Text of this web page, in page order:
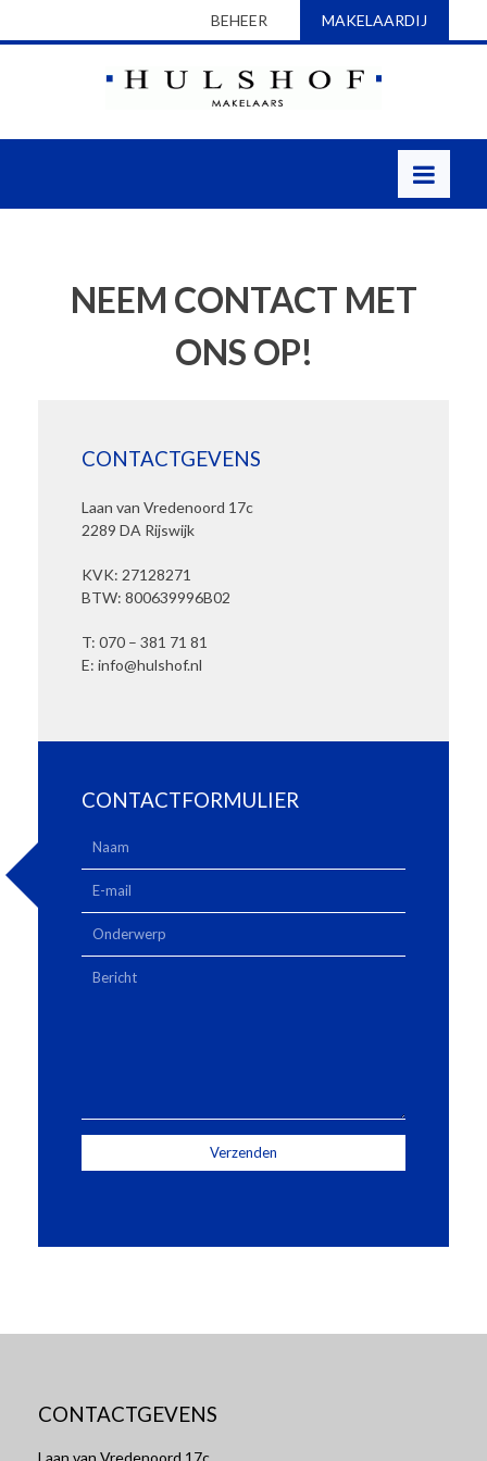
BEHEER MAKELAARDIJ
NEEM CONTACT MET
ONS OP!
CONTACTGEVENS
Laan van Vredenoord 17c
2289 DA Rijswijk
KVK: 27128271
BTW: 800639996B02
T: 070 – 381 71 81
E: info@hulshof.nl
CONTACTFORMULIER
CONTACTGEVENS
Laan van Vredenoord 17c